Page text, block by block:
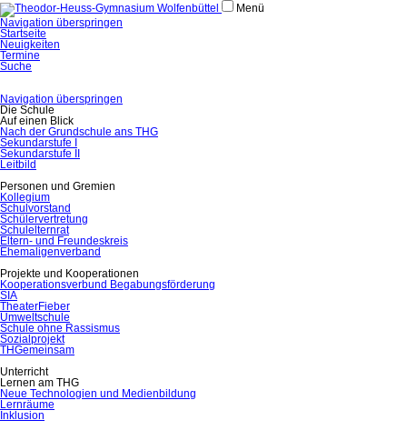
Menü
Navigation überspringen
Startseite
Neuigkeiten
Termine
Suche
Navigation überspringen
Die Schule
Auf einen Blick
Nach der Grundschule ans THG
Sekundarstufe I
Sekundarstufe II
Leitbild
Personen und Gremien
Kollegium
Schulvorstand
Schülervertretung
Schulelternrat
Eltern- und Freundeskreis
Ehemaligenverband
Projekte und Kooperationen
Kooperationsverbund Begabungsförderung
SIA
TheaterFieber
Umweltschule
Schule ohne Rassismus
Sozialprojekt
THGemeinsam
Unterricht
Lernen am THG
Neue Technologien und Medienbildung
Lernräume
Inklusion